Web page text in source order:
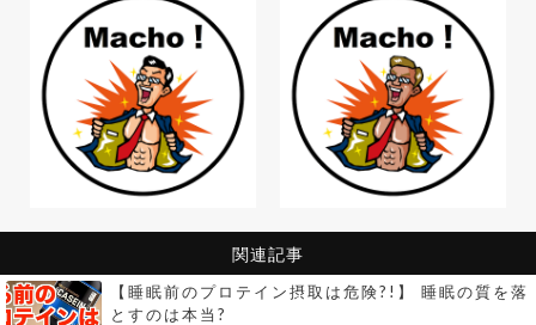
関連記事
【睡眠前のプロテイン摂取は危険?!】 睡眠の質を落
とすのは本当?